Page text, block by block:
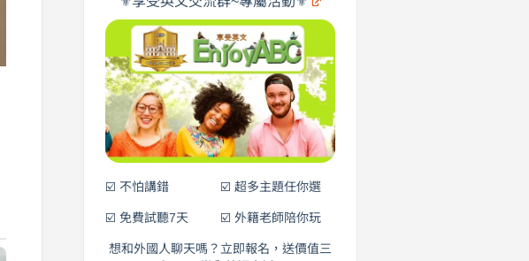
遊
口
說
營
EnjoyABC
0
元
開
始
說
英
語！
☑️ 不怕講錯
☑️ 免費試聽7天
☑️ 超多主題任你選
☑️ 外籍老師陪你玩
想和外國人聊天嗎？立即報名，送價值三